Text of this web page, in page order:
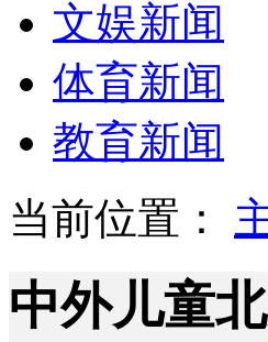
文娱新闻
体育新闻
教育新闻
当前位置：
中外儿童